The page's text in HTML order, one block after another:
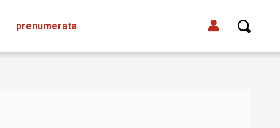
prenumerata